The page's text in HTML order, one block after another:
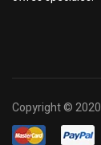
Copyright © 2020